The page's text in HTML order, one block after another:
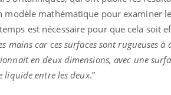
modèle mathématique pour examiner
est nécessaire pour que cela soit
mains car ces surfaces sont rugueuses à
en deux dimensions, avec une
liquide entre les deux.”
: et si on Youtube
Eczéma Chronique